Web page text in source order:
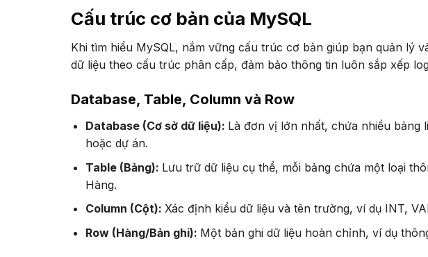
Cấu trúc cơ bản của MySQL
Khi tìm hiểu MySQL, nắm vững cấu trúc cơ bản giúp bạn quản lý
dữ liệu theo cấu trúc phân cấp, đảm bảo thông tin luôn sắp xếp
Database, Table, Column và Row
Database (Cơ sở dữ liệu): Là đơn vị lớn nhất, chứa nhiều bảng
hoặc dự án.
Table (Bảng): Lưu trữ dữ liệu cụ thể, mỗi bảng chứa một loại
Hàng.
Column (Cột): Xác định kiểu dữ liệu và tên trường, ví dụ INT,
Row (Hàng/Bản ghi): Một bản ghi dữ liệu hoàn chỉnh, ví dụ